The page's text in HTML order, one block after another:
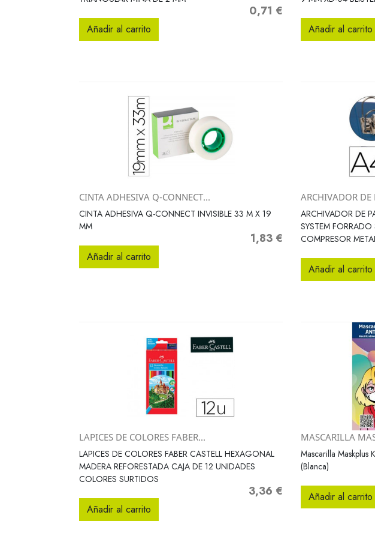
Precio
0,71 €
Añadir al carrito Añadir al carrito
Vista rápida
CINTA ADHESIVA Q-CONNECT...
CINTA ADHESIVA Q-CONNECT INVISIBLE 33 M X 19
MM
Precio
1,83 €
Añadir al carrito
ARCHIVADOR DE
ARCHIVADOR DE
SYSTEM
COMPRESOR
Añadir al carrito
 Vista rápida
LAPICES DE COLORES FABER...
LAPICES DE COLORES FABER CASTELL HEXAGONAL
MADERA REFORESTADA CAJA DE 12 UNIDADES
COLORES SURTIDOS
Precio
3,36 €
Añadir al carrito
MASCARILLA
Mascarilla Maskplus
(Blanca)
Añadir al carrito